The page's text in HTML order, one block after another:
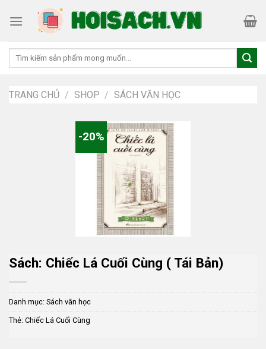
Tìm
TRANG CHỦ / SHOP / SÁCH VĂN HỌC
-20%
Sách: Chiếc Lá Cuối Cùng ( Tái Bản)
Danh mục: Sách văn học
Thẻ: Chiếc Lá Cuối Cùng